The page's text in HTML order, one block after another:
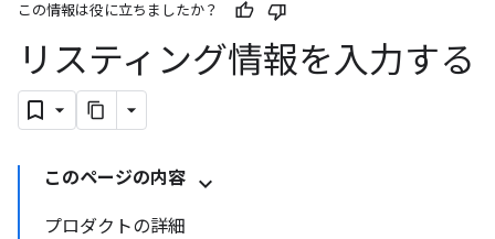
この情報は役に立ちましたか？
リスティング情報を入力する
このページの内容
プロダクトの詳細